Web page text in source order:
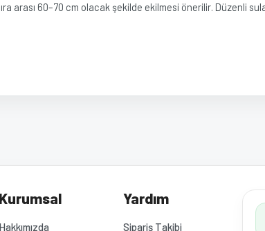
arası 60–70 cm olacak şekilde ekilmesi önerilir. Düzenli
Kurumsal
Hakkımızda
Yardım
Sipariş Takibi